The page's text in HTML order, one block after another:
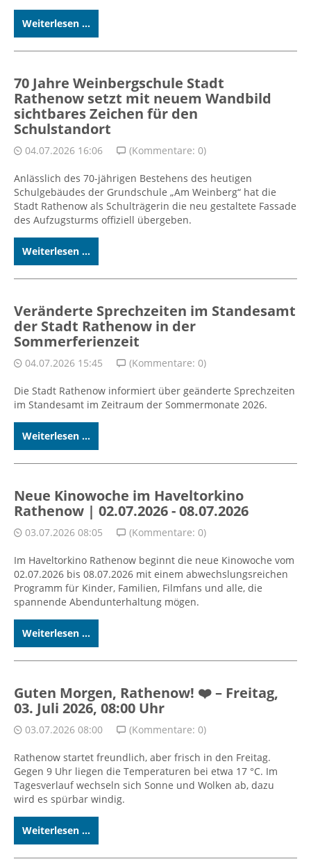
Weiterlesen ...
70 Jahre Weinbergschule Stadt
Rathenow setzt mit neuem Wandbild
sichtbares Zeichen für den
Schulstandort
04.07.2026 16:06 (Kommentare: 0)
Anlässlich des 70-jährigen Bestehens des heutigen
Schulgebäudes der Grundschule „Am Weinberg“ hat die
Stadt Rathenow als Schulträgerin die neu gestaltete Fassade
des Aufzugsturms offiziell übergeben.
Weiterlesen ...
Veränderte Sprechzeiten im Standesamt
der Stadt Rathenow in der
Sommerferienzeit
04.07.2026 15:45 (Kommentare: 0)
Die Stadt Rathenow informiert über geänderte Sprechzeiten
im Standesamt im Zeitraum der Sommermonate 2026.
Weiterlesen ...
Neue Kinowoche im Haveltorkino
Rathenow | 02.07.2026 - 08.07.2026
03.07.2026 08:05 (Kommentare: 0)
Im Haveltorkino Rathenow beginnt die neue Kinowoche vom
02.07.2026 bis 08.07.2026 mit einem abwechslungsreichen
Programm für Kinder, Familien, Filmfans und alle, die
spannende Abendunterhaltung mögen.
Weiterlesen ...
Guten Morgen, Rathenow! ❤️ – Freitag,
03. Juli 2026, 08:00 Uhr
03.07.2026 08:00 (Kommentare: 0)
Rathenow startet freundlich, aber frisch in den Freitag.
Gegen 9 Uhr liegen die Temperaturen bei etwa 17 °C. Im
Tagesverlauf wechseln sich Sonne und Wolken ab, dazu
wird es spürbar windig.
Weiterlesen ...